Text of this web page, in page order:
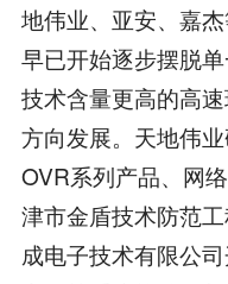
地伟业、亚安、嘉
早已开始逐步摆脱
技术含量更高的高
方向发展。天地伟业
OVR系列产品、网
津市金盾技术防范
成电子技术有限公